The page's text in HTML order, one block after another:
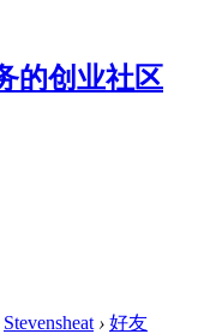
Stevensheat › 好友